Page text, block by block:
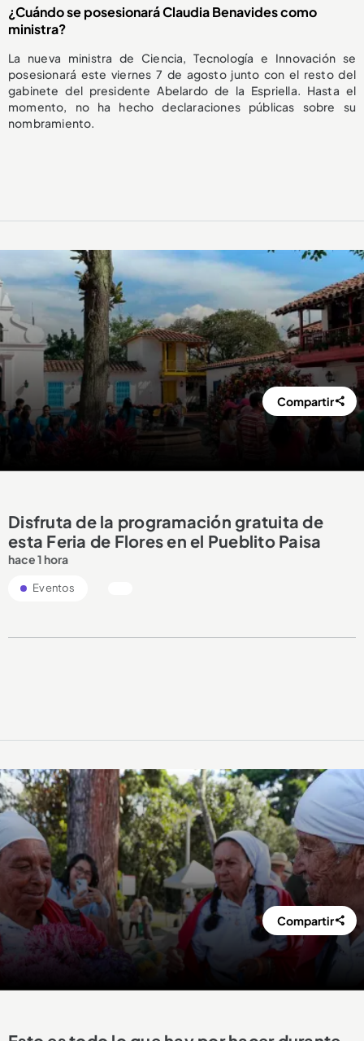
¿Cuándo se posesionará Claudia Benavides como
ministra?
La nueva ministra de Ciencia, Tecnología e Innovación se
posesionará este viernes 7 de agosto junto con el resto del
gabinete del presidente Abelardo de la Espriella. Hasta el
momento, no ha hecho declaraciones públicas sobre su
nombramiento.
Compartir
Disfruta de la programación gratuita de
esta Feria de Flores en el Pueblito Paisa
hace 1 hora
Eventos
Compartir